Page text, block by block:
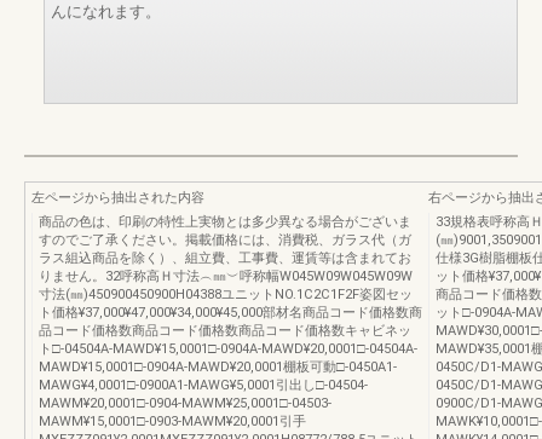
んになれます。
左ページから抽出された内容
商品の色は、印刷の特性上実物とは多少異なる場合がございま
すのでご了承ください。掲載価格には、消費税、ガラス代（ガ
ラス組込商品を除く）、組立費、工事費、運賃等は含まれてお
りません。32呼称高Ｈ寸法︵㎜︶呼称幅W045W09W045W09W
寸法(㎜)450900450900H04388ユニットNO.1C2C1F2F姿図セッ
ト価格¥37,000¥47,000¥34,000¥45,000部材名商品コード価格数商
品コード価格数商品コード価格数商品コード価格数キャビネッ
ト□-04504A-MAWD¥15,0001□-0904A-MAWD¥20,0001□-04504A-
MAWD¥15,0001□-0904A-MAWD¥20,0001棚板可動□-0450A1-
MAWG¥4,0001□-0900A1-MAWG¥5,0001引出し□-04504-
MAWM¥20,0001□-0904-MAWM¥25,0001□-04503-
MAWM¥15,0001□-0903-MAWM¥20,0001引手
右ページから抽出
33規格表呼称高
(㎜
仕様3G樹脂棚板
ット価格
商品コード価格
ット□-0904A-
MAWD¥35,0001
0450C/D1-
0450C/D1-
0900C/D1-